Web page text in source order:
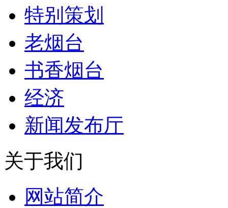
特别策划
老烟台
书香烟台
经济
新闻发布厅
关于我们
网站简介